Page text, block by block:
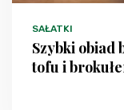
SAŁATKI
Szybki obiad
tofu i